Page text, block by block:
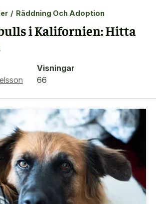
/ Räddning Och Adoption
i Kalifornien: Hitta
Visningar
66